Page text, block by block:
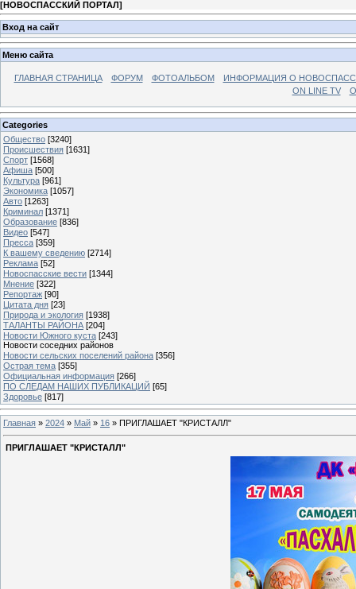
[НОВОСПАССКИЙ ПОРТАЛ]
Вход на сайт
Меню сайта
ГЛАВНАЯ СТРАНИЦА ФОРУМ ФОТОАЛЬБОМ
ИНФОРМАЦИЯ О
ON LINE TV
Categories
Общество [3240]
Происшествия [1631]
Спорт [1568]
Афиша [500]
Культура [961]
Экономика [1057]
Авто [1263]
Криминал [1371]
Образование [836]
Видео [547]
Пресса [359]
К вашему сведению [2714]
Реклама [52]
Новоспасские вести [1344]
Мнение [322]
Репортаж [90]
Цитата дня [23]
Природа и экология [1938]
ТАЛАНТЫ РАЙОНА [204]
Новости Южного куста [243]
Новости соседних районов
Новости сельских поселений района [356]
Острая тема [355]
Официальная информация [266]
ПО СЛЕДАМ НАШИХ ПУБЛИКАЦИЙ [65]
Здоровье [817]
Главная » 2024 » Май » 16 » ПРИГЛАШАЕТ "КРИСТАЛЛ"
ПРИГЛАШАЕТ "КРИСТАЛЛ"